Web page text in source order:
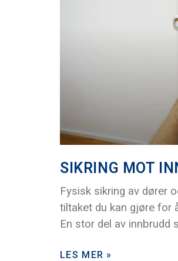
SIKRING MOT
Fysisk sikring av dører
tiltaket du kan gjøre for
En stor del av innbrudd
LES MER »